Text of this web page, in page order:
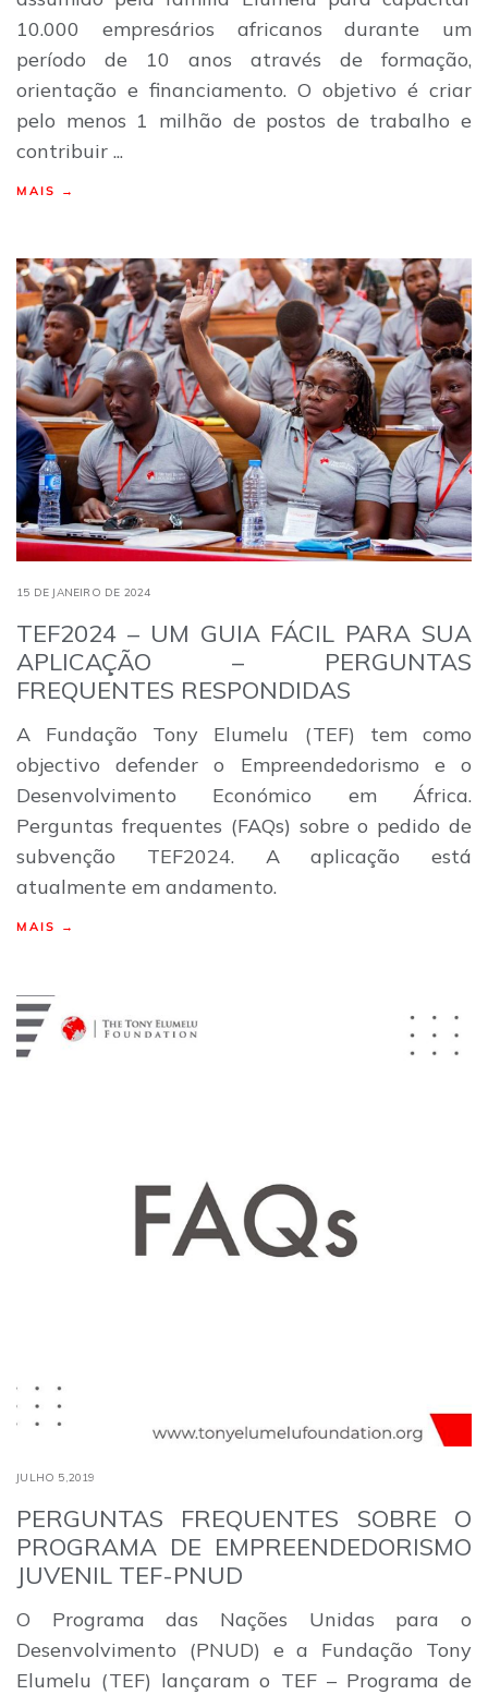
10.000 empresários africanos durante um
período de 10 anos através de formação,
orientação e financiamento. O objetivo é criar
pelo menos 1 milhão de postos de trabalho e
contribuir ...
MAIS →
15 DE JANEIRO DE 2024
TEF2024 – UM GUIA FÁCIL PARA SUA
APLICAÇÃO – PERGUNTAS
FREQUENTES RESPONDIDAS
A Fundação Tony Elumelu (TEF) tem como
objectivo defender o Empreendedorismo e o
Desenvolvimento Económico em África.
Perguntas frequentes (FAQs) sobre o pedido de
subvenção TEF2024. A aplicação está
atualmente em andamento.
MAIS →
JULHO 5,2019
PERGUNTAS FREQUENTES SOBRE O
PROGRAMA DE EMPREENDEDORISMO
JUVENIL TEF-PNUD
O Programa das Nações Unidas para o
Desenvolvimento (PNUD) e a Fundação Tony
Elumelu (TEF) lançaram o TEF – Programa de